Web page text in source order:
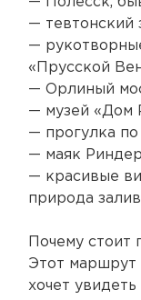
— тевтонский
—
«Прусской
— Орлиный
— музей «Дом
— прогулка
— маяк
— красивые
природа
Почему стоит
Этот маршрут
хочет